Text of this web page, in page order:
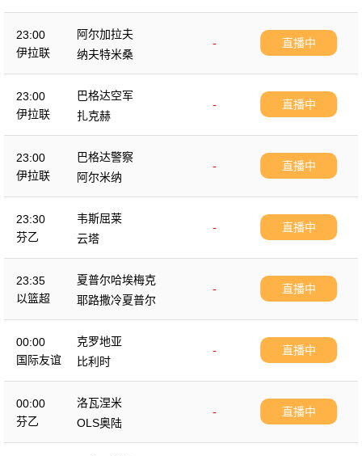
23:00
伊拉联
阿尔加拉夫
-
纳夫特米桑
直播中
23:00
伊拉联
巴格达空军
-
扎克赫
直播中
23:00
伊拉联
巴格达警察
-
阿尔米纳
直播中
23:30
芬乙
韦斯屈莱
-
云塔
直播中
23:35
以篮超
夏普尔哈埃梅克
-
耶路撒冷夏普尔
直播中
00:00
国际友谊
克罗地亚
-
比利时
直播中
00:00
芬乙
洛瓦涅米
-
OLS奥陆
直播中